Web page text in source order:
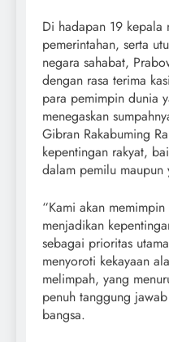
Di hadapan 19 kepala
pemerintahan, serta
negara sahabat,
dengan rasa terima
para pemimpin dunia
menegaskan
Gibran Rakabuming
kepentingan rakyat,
dalam pemilu maupun
“Kami akan
menjadikan
sebagai prioritas
menyoroti kekayaan
melimpah, yang
penuh tanggung
bangsa.